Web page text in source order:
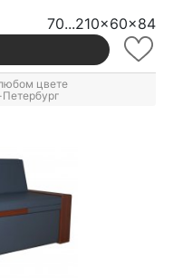
70...210x60x84
цвете